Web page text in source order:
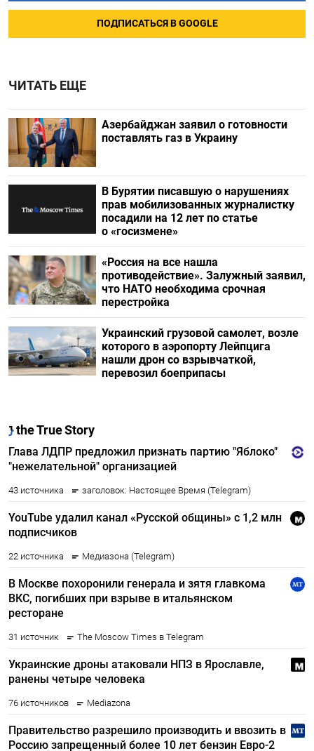
ПОДПИСАТЬСЯ В GOOGLE
ЧИТАТЬ ЕЩЕ
Азербайджан заявил о готовности
поставлять газ в Украину
В Бурятии писавшую о нарушениях
прав мобилизованных журналистку
посадили на 12 лет по статье
о «госизмене»
«Россия на все нашла
противодействие». Залужный заявил,
что НАТО необходима срочная
перестройка
Украинский грузовой самолет, возле
которого в аэропорту Лейпцига
нашли дрон со взрывчаткой,
перевозил боеприпасы